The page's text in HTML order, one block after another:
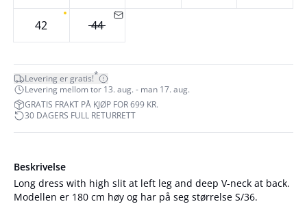
42 44
Levering er gratis!*
Levering mellom tor 13. aug. - man 17. aug.
GRATIS FRAKT PÅ KJØP FOR 699 KR.
30 DAGERS FULL RETURRETT
Beskrivelse
Long dress with high slit at left leg and deep V-neck at back.
Modellen er 180 cm høy og har på seg størrelse S/36.